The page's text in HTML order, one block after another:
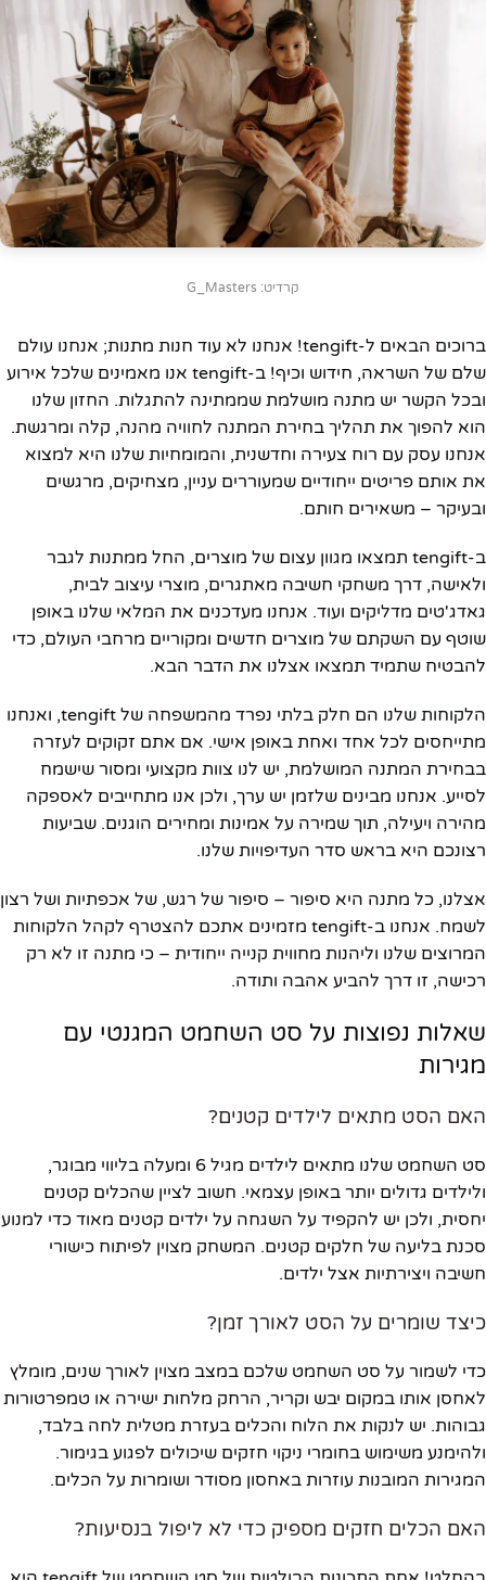
קרדיט: G_Masters
ברוכים הבאים ל-tengift! אנחנו לא עוד חנות מתנות; אנחנו עולם
שלם של השראה, חידוש וכיף! ב-tengift אנו מאמינים שלכל אירוע
ובכל הקשר יש מתנה מושלמת שממתינה להתגלות. החזון שלנו
הוא להפוך את תהליך בחירת המתנה לחוויה מהנה, קלה ומרגשת.
אנחנו עסק עם רוח צעירה וחדשנית, והמומחיות שלנו היא למצוא
את אותם פריטים ייחודיים שמעוררים עניין, מצחיקים, מרגשים
ובעיקר – משאירים חותם.
ב-tengift תמצאו מגוון עצום של מוצרים, החל ממתנות לגבר
ולאישה, דרך משחקי חשיבה מאתגרים, מוצרי עיצוב לבית,
גאדג'טים מדליקים ועוד. אנחנו מעדכנים את המלאי שלנו באופן
שוטף עם השקתם של מוצרים חדשים ומקוריים מרחבי העולם, כדי
להבטיח שתמיד תמצאו אצלנו את הדבר הבא.
הלקוחות שלנו הם חלק בלתי נפרד מהמשפחה של tengift, ואנחנו
מתייחסים לכל אחד ואחת באופן אישי. אם אתם זקוקים לעזרה
בבחירת המתנה המושלמת, יש לנו צוות מקצועי ומסור שישמח
לסייע. אנחנו מבינים שלזמן יש ערך, ולכן אנו מתחייבים לאספקה
מהירה ויעילה, תוך שמירה על אמינות ומחירים הוגנים. שביעות
רצונכם היא בראש סדר העדיפויות שלנו.
אצלנו, כל מתנה היא סיפור – סיפור של רגש, של אכפתיות ושל רצון
לשמח. אנחנו ב-tengift מזמינים אתכם להצטרף לקהל הלקוחות
המרוצים שלנו וליהנות מחווית קנייה ייחודית – כי מתנה זו לא רק
רכישה, זו דרך להביע אהבה ותודה.
שאלות נפוצות על סט השחמט המגנטי עם
מגירות
האם הסט מתאים לילדים קטנים?
סט השחמט שלנו מתאים לילדים מגיל 6 ומעלה בליווי מבוגר,
ולילדים גדולים יותר באופן עצמאי. חשוב לציין שהכלים קטנים
יחסית, ולכן יש להקפיד על השגחה על ילדים קטנים מאוד כדי למנוע
סכנת בליעה של חלקים קטנים. המשחק מצוין לפיתוח כישורי
חשיבה ויצירתיות אצל ילדים.
כיצד שומרים על הסט לאורך זמן?
כדי לשמור על סט השחמט שלכם במצב מצוין לאורך שנים, מומלץ
לאחסן אותו במקום יבש וקריר, הרחק מלחות ישירה או טמפרטורות
גבוהות. יש לנקות את הלוח והכלים בעזרת מטלית לחה בלבד,
ולהימנע משימוש בחומרי ניקוי חזקים שיכולים לפגוע בגימור.
המגירות המובנות עוזרות באחסון מסודר ושומרות על הכלים.
האם הכלים חזקים מספיק כדי לא ליפול בנסיעות?